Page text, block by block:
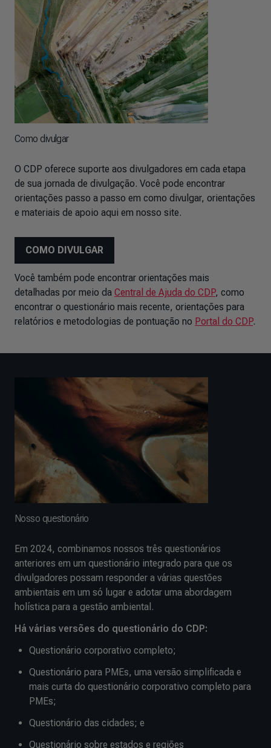
Como divulgar
O CDP oferece suporte aos divulgadores em cada etapa
de sua jornada de divulgação. Você pode encontrar
orientações passo a passo em como divulgar, orientações
e materiais de apoio aqui em nosso site.
COMO DIVULGAR
Você também pode encontrar orientações mais
detalhadas por meio da Central de Ajuda do CDP, como
encontrar o questionário mais recente, orientações para
relatórios e metodologias de pontuação no Portal do CDP.
Nosso questionário
Em 2024, combinamos nossos três questionários
anteriores em um questionário integrado para que os
divulgadores possam responder a várias questões
ambientais em um só lugar e adotar uma abordagem
holística para a gestão ambiental.
Há várias versões do questionário do CDP:
Questionário corporativo completo;
Questionário para PMEs, uma versão simplificada e
mais curta do questionário corporativo completo para
PMEs;
Questionário das cidades; e
Questionário sobre estados e regiões